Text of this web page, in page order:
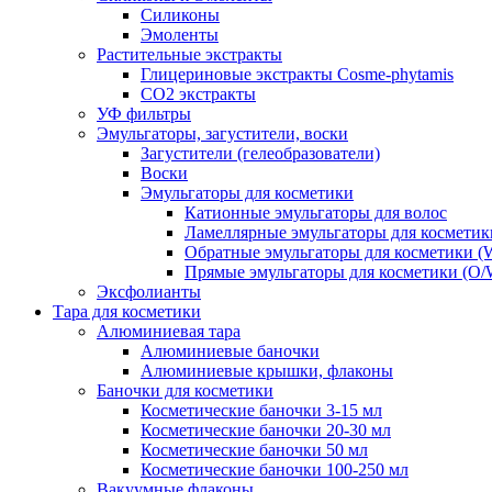
Силиконы
Эмоленты
Растительные экстракты
Глицериновые экстракты Cosme-phytamis
СО2 экстракты
УФ фильтры
Эмульгаторы, загустители, воски
Загустители (гелеобразователи)
Воски
Эмульгаторы для косметики
Катионные эмульгаторы для волос
Ламеллярные эмульгаторы для
Обратные эмульгаторы для косметики
Прямые эмульгаторы для косметики (O/
Эксфолианты
Тара для косметики
Алюминиевая тара
Алюминиевые баночки
Алюминиевые крышки, флаконы
Баночки для косметики
Косметические баночки 3-15 мл
Косметические баночки 20-30 мл
Косметические баночки 50 мл
Косметические баночки 100-250 мл